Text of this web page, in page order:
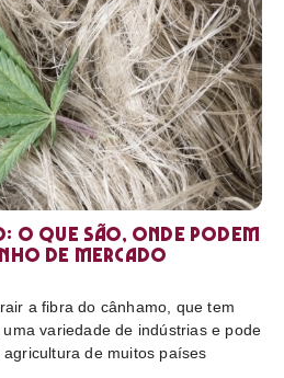
o que são, onde podem
de mercado
a fibra do cânhamo, que tem
variedade de indústrias e pode
de muitos países